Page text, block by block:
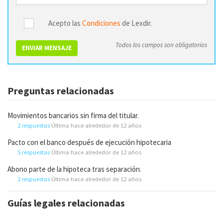
Acepto las Condiciones de Lexdir.
ENVIAR MENSAJE Todos los campos son obligatorios
Preguntas relacionadas
Movimientos bancarios sin firma del titular.
2 respuestas Última hace alrededor de 12 años
Pacto con el banco después de ejecución hipotecaria
5 respuestas Última hace alrededor de 12 años
Abono parte de la hipoteca tras separación.
2 respuestas Última hace alrededor de 12 años
Guías legales relacionadas